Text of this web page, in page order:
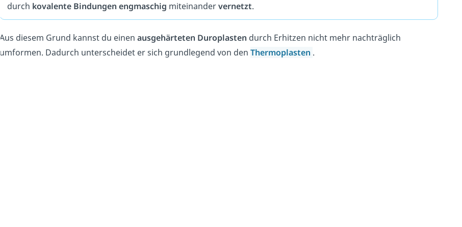
durch kovalente Bindungen engmaschig miteinandervernetzt.
Aus diesem Grund kannst du einen ausgehärteten Duroplasten durch Erhitzen nicht mehr nachträglich
umformen. Dadurch unterscheidet er sich grundlegend von den Thermoplasten .